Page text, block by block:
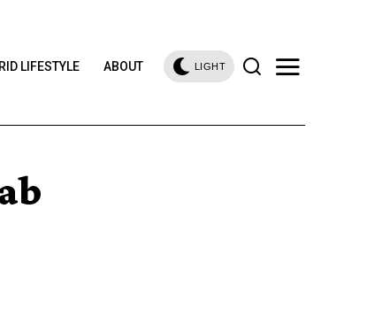
LIFESTYLE ABOUT LIGHT